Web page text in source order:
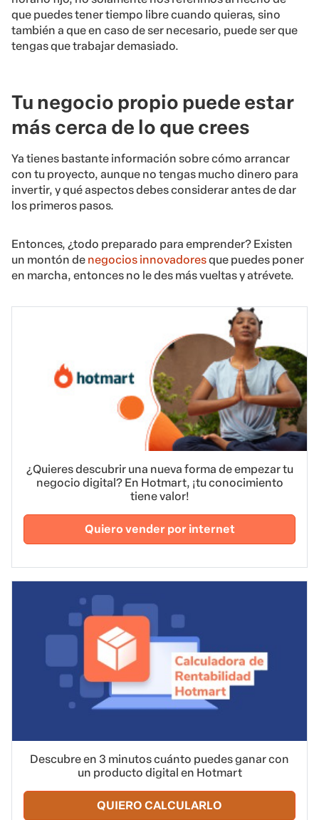
que puedes tener tiempo libre cuando quieras, sino
también a que en caso de ser necesario, puede ser que
tengas que trabajar demasiado.
Tu negocio propio puede estar
más cerca de lo que crees
Ya tienes bastante información sobre cómo arrancar
con tu proyecto, aunque no tengas mucho dinero para
invertir, y qué aspectos debes considerar antes de dar
los primeros pasos.
Entonces, ¿todo preparado para emprender? Existen
un montón de negocios innovadoresque puedes poner
en marcha, entonces no le des más vueltas y atrévete.
¿Quieres descubrir una nueva forma de empezar tu
negocio digital? En Hotmart, ¡tu conocimiento
tiene valor!
Quiero vender por internet
Descubre en 3 minutos cuánto puedes ganar con
un producto digital en Hotmart
QUIERO CALCULARLO